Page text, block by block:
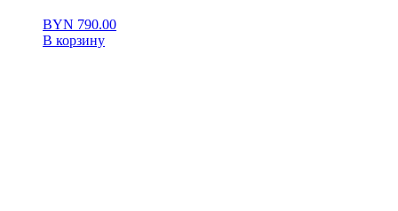
BYN 790.00
В корзину